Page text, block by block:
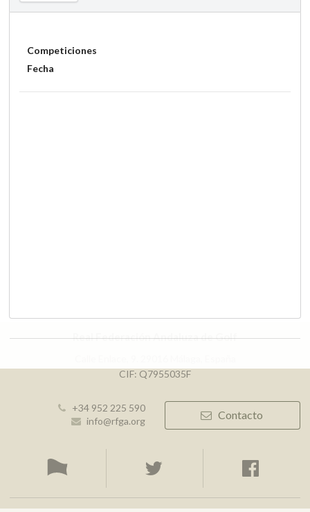
Competiciones
Fecha
Real Federación Andaluza de Golf
CIF: Q7955035F
+34 952 225 590
info@rfga.org
Contacto